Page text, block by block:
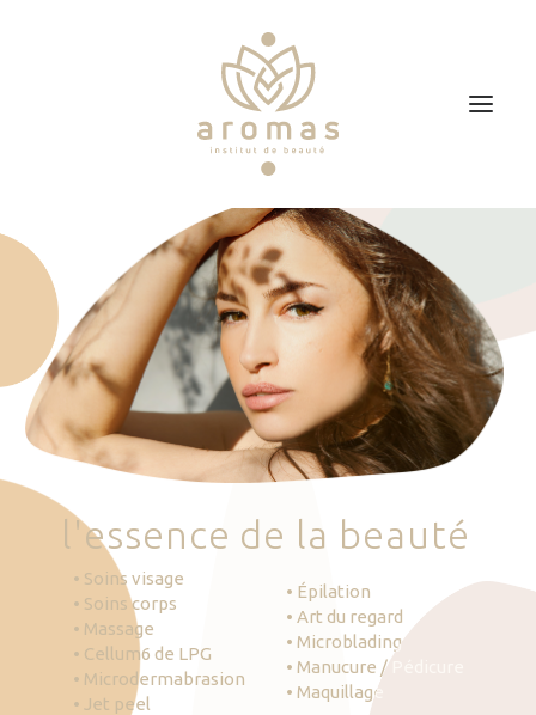
Soins
Je veux faire un bon cadeau
Plan d’accès
Prendre RDV
'essence de la beauté
• Soins visage
• Soins corps
• Massage
• Cellum6 de LPG
• Microdermabrasion
• Jet peel
• Épilation
• Art du regard
• Microblading
• Manucure / Pédicure
• Maquillage